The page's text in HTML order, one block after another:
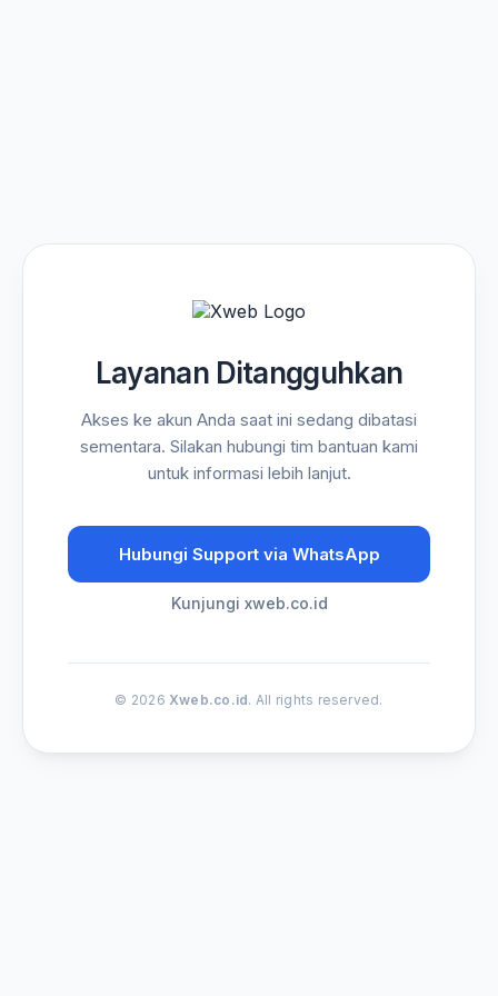
Layanan Ditangguhkan
Akses ke akun Anda saat ini sedang dibatasi
sementara. Silakan hubungi tim bantuan kami
untuk informasi lebih lanjut.
Hubungi Support via WhatsApp
Kunjungi xweb.co.id
© 2026 Xweb.co.id. All rights reserved.